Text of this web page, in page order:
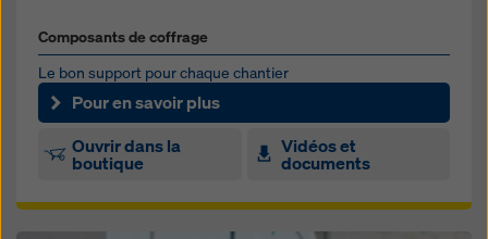
Composants de coffrage
Le bon support pour chaque chantier
Pour en savoir plus
Ouvrir dans la
boutique
Vidéos et
documents